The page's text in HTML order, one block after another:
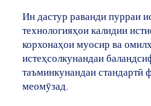
Ин дастур раванди пурраи
технологияҳои калидии
корхонаҳои муосир ва
истеҳсолкунандаи
таъминкунандаи стандартӣ
меомӯзад.